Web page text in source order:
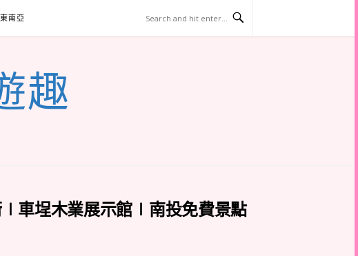
東南亞
趣
∣車埕木業展示館∣南投免費景點